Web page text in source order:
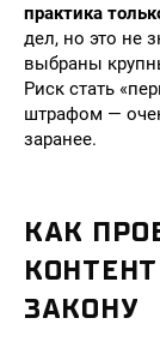
практика
дел, но это не
выбраны
Риск стать
штрафом —
заранее.
КАК
ЗАКОНУ